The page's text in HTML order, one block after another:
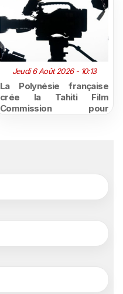
Jeudi 6 Août 2026 - 10:13
La Polynésie française
crée la Tahiti Film
Commission pour